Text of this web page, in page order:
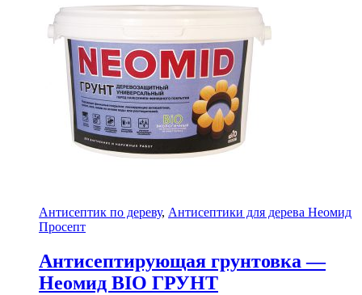
Антисептик по дереву, Антисептики для дерева Неомид
Просепт
Антисептирующая грунтовка —
Неомид BIO ГРУНТ